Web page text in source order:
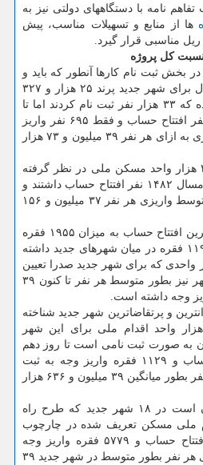
نامه با دستگاههای دولتی نیز به
ها از منابع و تسهیلات مناسب، پیش
مناسبی قرار گیرد.
کل پروژه
بخش ثبت نام کارها آنطور که باید و
شاید جلو نمی رود. بطور مثال برای شهر جدید پرند ۲۵ هزار و ۳۲۷
واحد مسکن ملی تعریف شده که ۳۳ هزار نفر ثبت نام کردند اما تا
روز دهم شهریور ماه ۱۱۸۸ نفر افتتاح حساب و فقط ۶۹۵ نفر واریز
وجه داشته اند. متوسط واریزی به ازای هر نفر ۳۹ میلیون و ۷۳ هزار
در شهر جدید هشتگرد نیز ۲۱ هزار واحد مسکن ملی در نظر گرفته
شده که تا دهم شهریور ماه امسال ۱۴۸۲ نفر افتتاح حساب داشتند و
۵۱۱ نفر وجه واریز کردند. متوسط واریزی هر نفر ۳۷ میلیون و ۱۵۶
با وجود آنکه شهر صدرا بیشترین افتتاح حساب به میزان ۱۹۵۵ فقره
و بیشترین واریز به میزان ۱۱۹۴ فقره در میان شهرهای جدید داشته
ارقام نیز با ۲۵ هزار واحدی که برای شهر جدید صدرا تعیین
شده تناسبی ندارد. در این شهر نیز بطور متوسط هر نفر تا کنون ۳۹
و پرتقاضاترین شهر جدید شناخته
می شود با وجود آنکه ۱۹ هزار واحد اقدام ملی برای این شهر
که ۳۰۰۰ واحد آن به صورت ثبت نامی است تا روز دهم
شهریور ماه ۱۲۵۱ افتتاح حساب و ۱۱۲۹ فقره واریز وجه به ثبت
رسیده که میزان واریزی هر نفر بطور میانگین ۳۹ میلیون و ۶۳۶ هزار
آمار کلی هم نشان دهنده آن است در ۱۸ شهر جدید که طرح راه
اقدام ملی مسکن تعریف شده در چارچوب
ثبت نامی ۱۲ هزار و ۲۴۷ افتتاح حساب و ۵۷۷۹ فقره واریز وجه
صورت گرفته و میزان واریزی هر نفر بطور متوسط در شهر جدید ۳۹